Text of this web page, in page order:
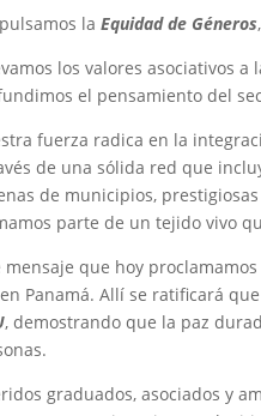
la Equidad de Géneros
los valores asociativos
el pensamiento del
fuerza radica en la
de una sólida red que
de municipios,
parte de un tejido vivo
mensaje que hoy
en Panamá. Allí se ratificará
, demostrando que la paz
graduados, asociados y